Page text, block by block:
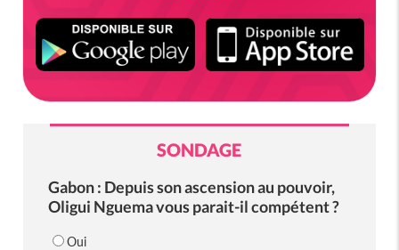
SONDAGE
Gabon : Depuis son ascension au pouvoir,
Oligui Nguema vous parait-il compétent ?
Oui